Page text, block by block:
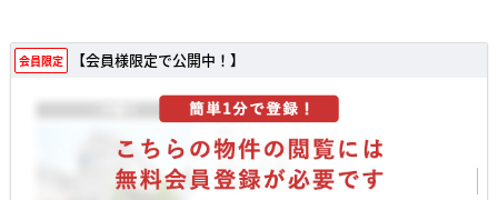
会員限定 【会員様限定で公開中！】